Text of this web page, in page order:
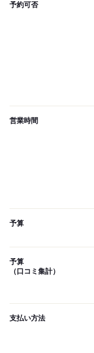
予約可否
営業時間
予算
予算
（口コミ集計）
支払い方法